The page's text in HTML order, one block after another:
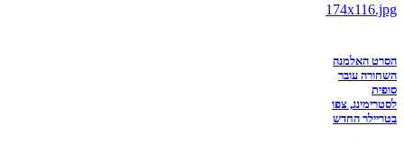
הסרט האלמנה
השחורה עובר
סופית
לסטרימינג, צפו
בטריילר החדש